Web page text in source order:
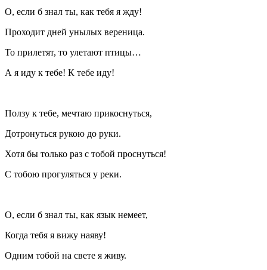
О, если б знал ты, как тебя я жду!
Проходит дней унылых вереница.
То прилетят, то улетают птицы…
А я иду к тебе! К тебе иду!
Ползу к тебе, мечтаю прикоснуться,
Дотронуться рукою до руки.
Хотя бы только раз с тобой проснуться!
С тобою прогуляться у реки.
О, если б знал ты, как язык немеет,
Когда тебя я вижу наяву!
Одним тобой на свете я живу.